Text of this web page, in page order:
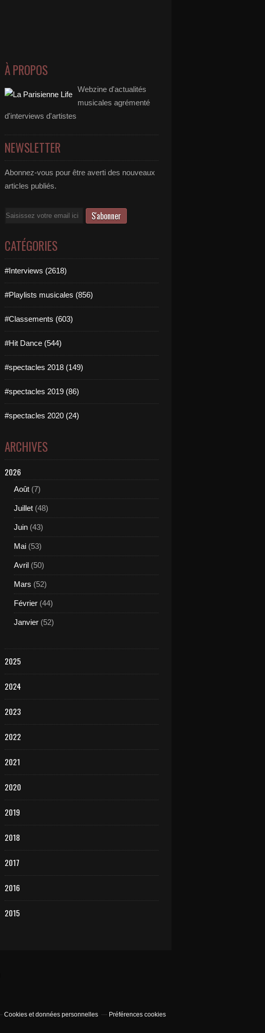
À PROPOS
Webzine d'actualités
musicales agrémenté
d'interviews d'artistes
NEWSLETTER
Abonnez-vous pour être averti des nouveaux
articles publiés.
Email
CATÉGORIES
#Interviews (2618)
#Playlists musicales (856)
#Classements (603)
#Hit Dance (544)
#spectacles 2018 (149)
#spectacles 2019 (86)
#spectacles 2020 (24)
ARCHIVES
2026
Août (7)
Juillet (48)
Juin (43)
Mai (53)
Avril (50)
Mars (52)
Février (44)
Janvier (52)
2025
2024
2023
2022
2021
2020
2019
2018
2017
2016
2015
Cookies et données personnelles Préférences cookies